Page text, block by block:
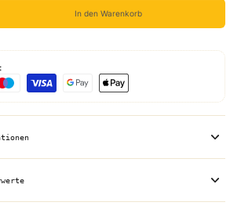
In den Warenkorb